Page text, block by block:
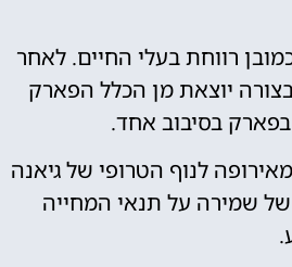
רווחת בעלי החיים. לאחר
יוצאת מן הכלל הפארק
בסיבוב אחד.
לנוף הטרופי של גיאנה
של שמירה על תנאי המחייה